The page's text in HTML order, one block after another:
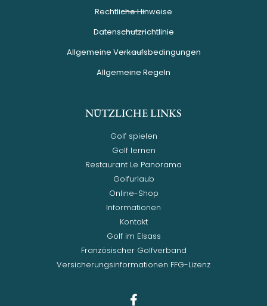
Rechtliche Hinweise
Datenschutzrichtlinie
Allgemeine Verkaufsbedingungen
Allgemeine Regeln
NÜTZLICHE LINKS
Golf spielen
Golf lernen
Restaurant Le Panorama
Golfurlaub
Online-Shop
Informationen
Kontakt
Golf im Elsass
Französischer Golfverband
Versicherungsinformationen FFG-Lizenz